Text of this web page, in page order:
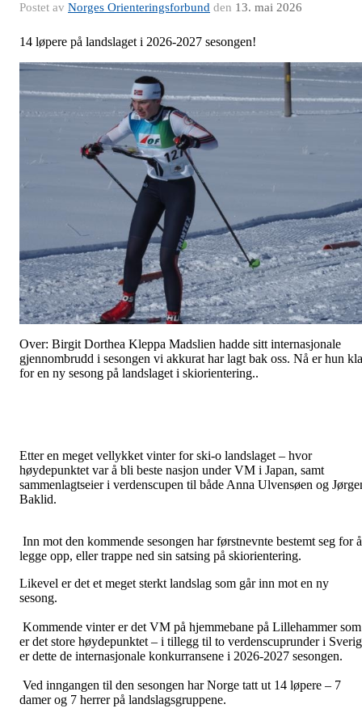
Postet av Norges Orienteringsforbund den 13. mai 2026
14 løpere på landslaget i 2026-2027 sesongen!
Over: Birgit Dorthea Kleppa Madslien hadde sitt internasjonale
gjennombrudd i sesongen vi akkurat har lagt bak oss. Nå er hun
for en ny sesong på landslaget i skiorientering..
Etter en meget vellykket vinter for ski-o landslaget – hvor
høydepunktet var å bli beste nasjon under VM i Japan, samt
sammenlagtseier i verdenscupen til både Anna Ulvensøen og
Baklid.
Inn mot den kommende sesongen har førstnevnte bestemt seg for å
legge opp, eller trappe ned sin satsing på skiorientering.
Likevel er det et meget sterkt landslag som går inn mot en ny
sesong.
Kommende vinter er det VM på hjemmebane på Lillehammer som
er det store høydepunktet – i tillegg til to verdenscuprunder i
er dette de internasjonale konkurransene i 2026-2027 sesongen.
Ved inngangen til den sesongen har Norge tatt ut 14 løpere – 7
damer og 7 herrer på landslagsgruppene.